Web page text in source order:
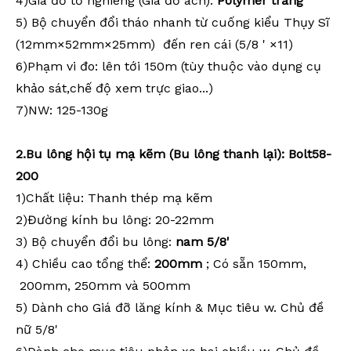
5) Bộ chuyển đổi tháo nhanh từ cuống kiểu Thụy Sĩ
(12mm×52mm×25mm)
đến ren cái (5/8 ' ×11)
6)Phạm vi đo: lên tới 150m (tùy thuộc vào dụng cụ
khảo sát,chế độ xem trực giao...)
7)NW: 125-130g
2.Bu lông hội tụ mạ kẽm (Bu lông thanh lại): Bolt58-
200
1)Chất liệu: Thanh thép mạ kẽm
2)Đường kính bu lông: 20-22mm
3) Bộ chuyển đổi bu lông: nam 5/8'
4) Chiều cao tổng thể: 200mm ; Có sẵn 150mm,
200mm, 250mm và 500mm
5) Dành cho Giá đỡ lăng kính & Mục tiêu w. Chủ đề
nữ 5/8'